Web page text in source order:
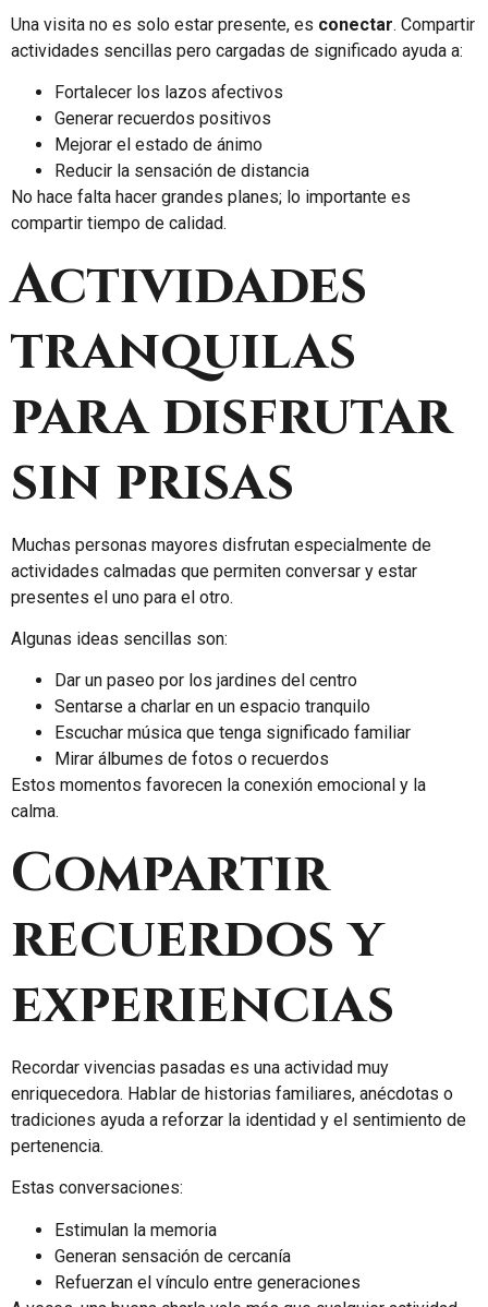
Una visita no es solo estar presente, es conectar. Compartir
actividades sencillas pero cargadas de significado ayuda a:
Fortalecer los lazos afectivos
Generar recuerdos positivos
Mejorar el estado de ánimo
Reducir la sensación de distancia
No hace falta hacer grandes planes; lo importante es
compartir tiempo de calidad.
Actividades
tranquilas
para disfrutar
sin prisas
Muchas personas mayores disfrutan especialmente de
actividades calmadas que permiten conversar y estar
presentes el uno para el otro.
Algunas ideas sencillas son:
Dar un paseo por los jardines del centro
Sentarse a charlar en un espacio tranquilo
Escuchar música que tenga significado familiar
Mirar álbumes de fotos o recuerdos
Estos momentos favorecen la conexión emocional y la
calma.
Compartir
recuerdos y
experiencias
Recordar vivencias pasadas es una actividad muy
enriquecedora. Hablar de historias familiares, anécdotas o
tradiciones ayuda a reforzar la identidad y el sentimiento de
pertenencia.
Estas conversaciones:
Estimulan la memoria
Generan sensación de cercanía
Refuerzan el vínculo entre generaciones